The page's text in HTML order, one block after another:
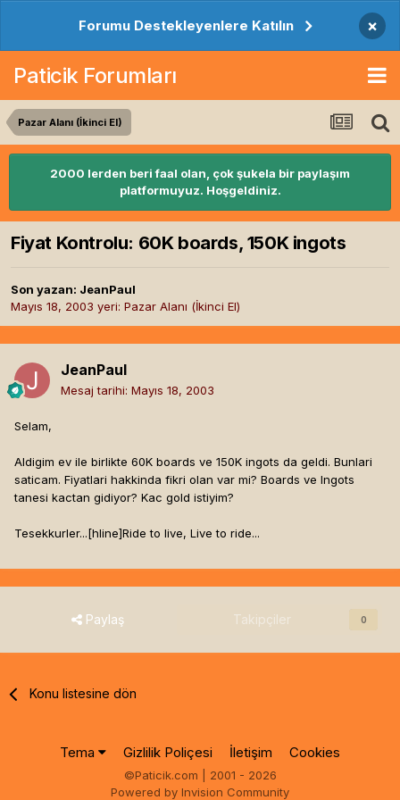
Forumu Destekleyenlere Katılın ×
Paticik Forumları
Pazar Alanı (İkinci El)
2000 lerden beri faal olan, çok şukela bir paylaşım
platformuyuz. Hoşgeldiniz.
Fiyat Kontrolu: 60K boards, 150K ingots
Son yazan: JeanPaul
Mayıs 18, 2003 yeri: Pazar Alanı (İkinci El)
JeanPaul
Mesaj tarihi: Mayıs 18, 2003
Selam,
Aldigim ev ile birlikte 60K boards ve 150K ingots da geldi. Bunlari
saticam. Fiyatlari hakkinda fikri olan var mi? Boards ve Ingots
tanesi kactan gidiyor? Kac gold istiyim?
Tesekkurler...[hline]Ride to live, Live to ride...
Paylaş Takipçiler 0
Konu listesine dön
Tema Gizlilik Poliçesi İletişim Cookies
©Paticik.com | 2001 - 2026
Powered by Invision Community